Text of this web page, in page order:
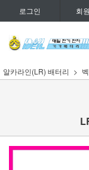
로그인 회
알카라인(LR) 배터리